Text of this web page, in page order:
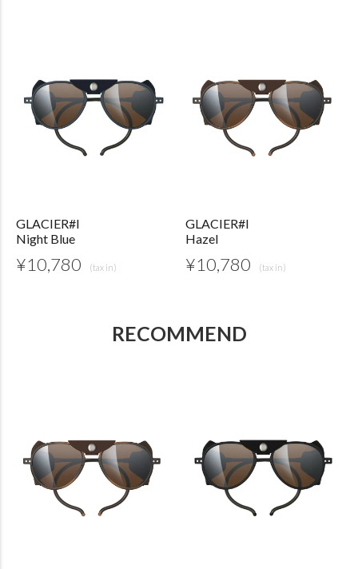
GLACIER#I
Night Blue
¥10,780
GLACIER#I
Hazel
¥10,780
RECOMMEND